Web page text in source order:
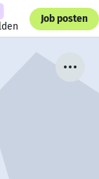
Job posten